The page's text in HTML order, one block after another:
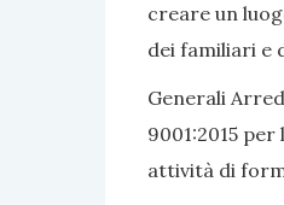
creare un
dei familiari e
Generali
9001:2015
attività di